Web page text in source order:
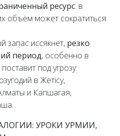
ресурс: в
объём может сократиться
запас иссякнет, резко
период, особенно в
под угрозу:
в Жетісу,
и Капшагая,
УРОКИ УРМИИ,